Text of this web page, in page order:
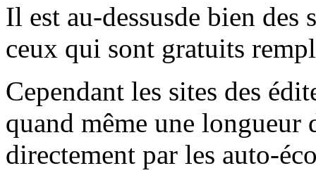
Il est au-dessusde bien des
ceux qui sont gratuits
Cependant les sites des
quand même une longueur
directement par les auto-